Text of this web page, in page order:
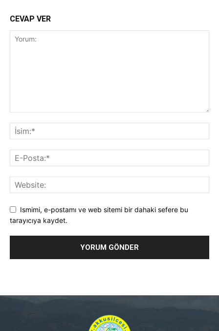
CEVAP VER
Ismimi, e-postamı ve web sitemi bir dahaki sefere bu
tarayıcıya kaydet.